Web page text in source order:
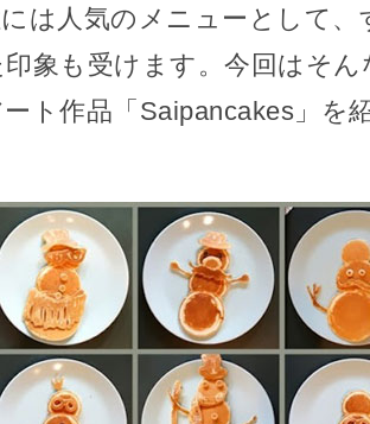
は人気のメニューとして、
象も受けます。今回はそ
ト作品「Saipancakes」を